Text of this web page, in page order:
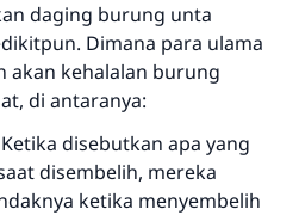
daging burung unta
Dimana para ulama
akan kehalalan burung
di antaranya:
disebutkan apa yang
disembelih, mereka
ketika menyembelih
1893